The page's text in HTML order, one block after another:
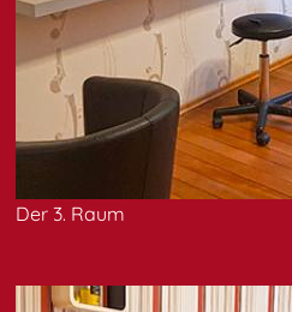
Der 3. Raum